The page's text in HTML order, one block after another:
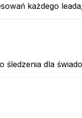
każdego
śledzenia dla